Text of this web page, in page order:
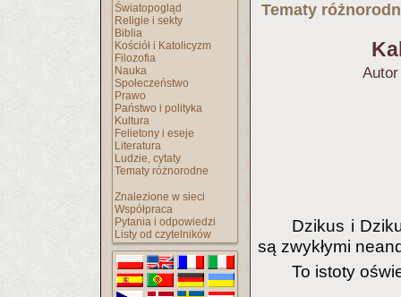
Światopogląd
Religie i sekty
Biblia
Kościół i Katolicyzm
Filozofia
Nauka
Społeczeństwo
Prawo
Państwo i polityka
Kultura
Felietony i eseje
Literatura
Ludzie, cytaty
Tematy różnorodne
Znalezione w sieci
Współpraca
Pytania i odpowiedzi
Listy od czytelników
Tematy
Dzikus i
są zwykłymi
To istoty